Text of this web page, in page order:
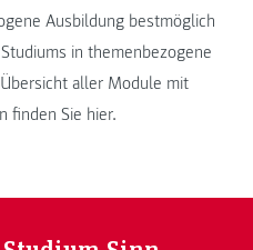
Ausbildung bestmöglich
in themenbezogene
aller Module mit
finden Sie hier.